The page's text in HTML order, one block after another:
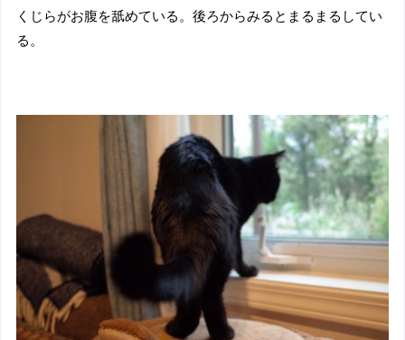
くじらがお腹を舐めている。後ろからみるとまるまるしてい
る。